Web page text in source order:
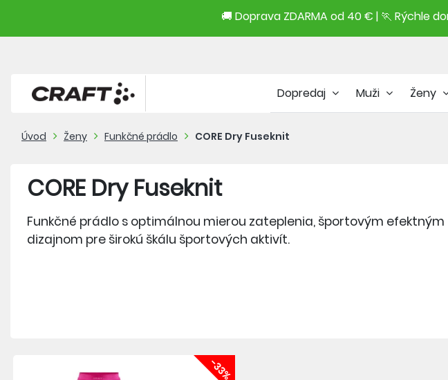
🚚 Doprava ZDARMA od 40 € | 🏃 Rýchle
Dopredaj Muži Ženy
Úvod Ženy Funkčné prádlo CORE Dry Fuseknit
CORE Dry Fuseknit
Funkčné prádlo s optimálnou mierou zateplenia, športovým efektným
dizajnom pre širokú škálu športových aktivít.
-33%